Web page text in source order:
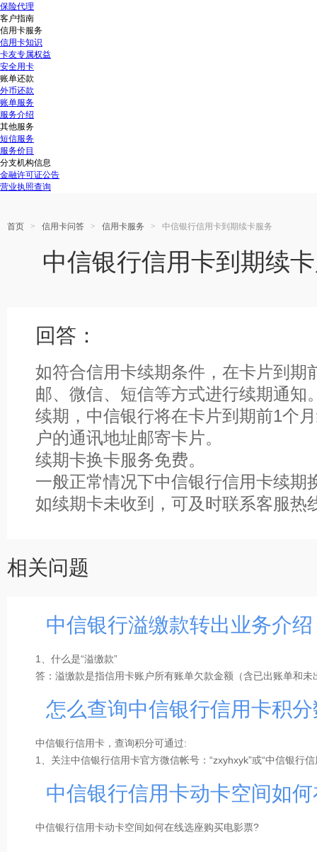
保险代理
客户指南
信用卡服务
信用卡知识
卡友专属权益
安全用卡
账单还款
外币还款
账单服务
服务介绍
其他服务
短信服务
服务价目
分支机构信息
金融许可证公告
营业执照查询
首页 > 信用卡问答 > 信用卡服务 > 中信银行信用卡到期续卡服务
中信银行信用卡到期续
回答：
如符合信用卡续期条件，在卡片到期
邮、微信、短信等方式进行续期通知
续期，中信银行将在卡片到期前1个
户的通讯地址邮寄卡片。
续期卡换卡服务免费。
一般正常情况下中信银行信用卡续期
如续期卡未收到，可及时联系客服热
相关问题
中信银行溢缴款转出业务介绍
1、什么是“溢缴款”
答：溢缴款是指信用卡账户所有账单欠款金额（含已出账单和
答：溢缴款留存于信用卡账户中，不计利息，但安全性高，可
卡、转至同名借记卡（含他行）。
3、溢缴款转出渠道
面。
怎么查询中信银行信用卡积
中信银行信用卡，查询积分可通过:
1、关注中信银行信用卡官方微信帐号：“zxyhxyk”或“中信银行信
3、编辑JF加卡末4位发送至106980095558，举例：如JF1234
中信银行信用卡动卡空间如
中信银行信用卡动卡空间如何在线选座购买电影票?